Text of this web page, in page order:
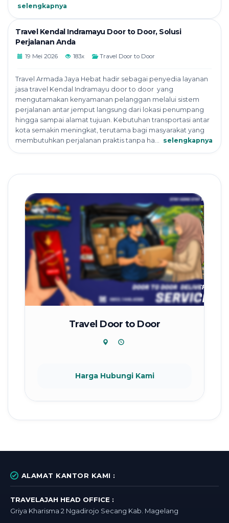
selengkapnya
Travel Kendal Indramayu Door to Door, Solusi
Perjalanan Anda
19 Mei 2026 183x Travel Door to Door
Travel Armada Jaya Hebat hadir sebagai penyedia layanan
jasa travel Kendal Indramayu door to door yang
mengutamakan kenyamanan pelanggan melalui sistem
perjalanan antar jemput langsung dari lokasi penumpang
hingga sampai alamat tujuan. Kebutuhan transportasi antar
kota semakin meningkat, terutama bagi masyarakat yang
membutuhkan perjalanan praktis tanpa ha...
selengkapnya
Travel Door to Door
Harga Hubungi Kami
ALAMAT KANTOR KAMI :
TRAVELAJAH HEAD OFFICE :
Griya Kharisma 2 Ngadirojo Secang Kab. Magelang